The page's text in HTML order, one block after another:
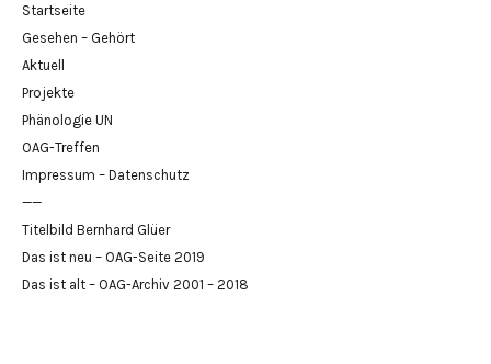
Startseite
Gesehen – Gehört
Aktuell
Projekte
Phänologie UN
OAG-Treffen
Impressum – Datenschutz
——
Titelbild Bernhard Glüer
Das ist neu – OAG-Seite 2019
Das ist alt – OAG-Archiv 2001 – 2018